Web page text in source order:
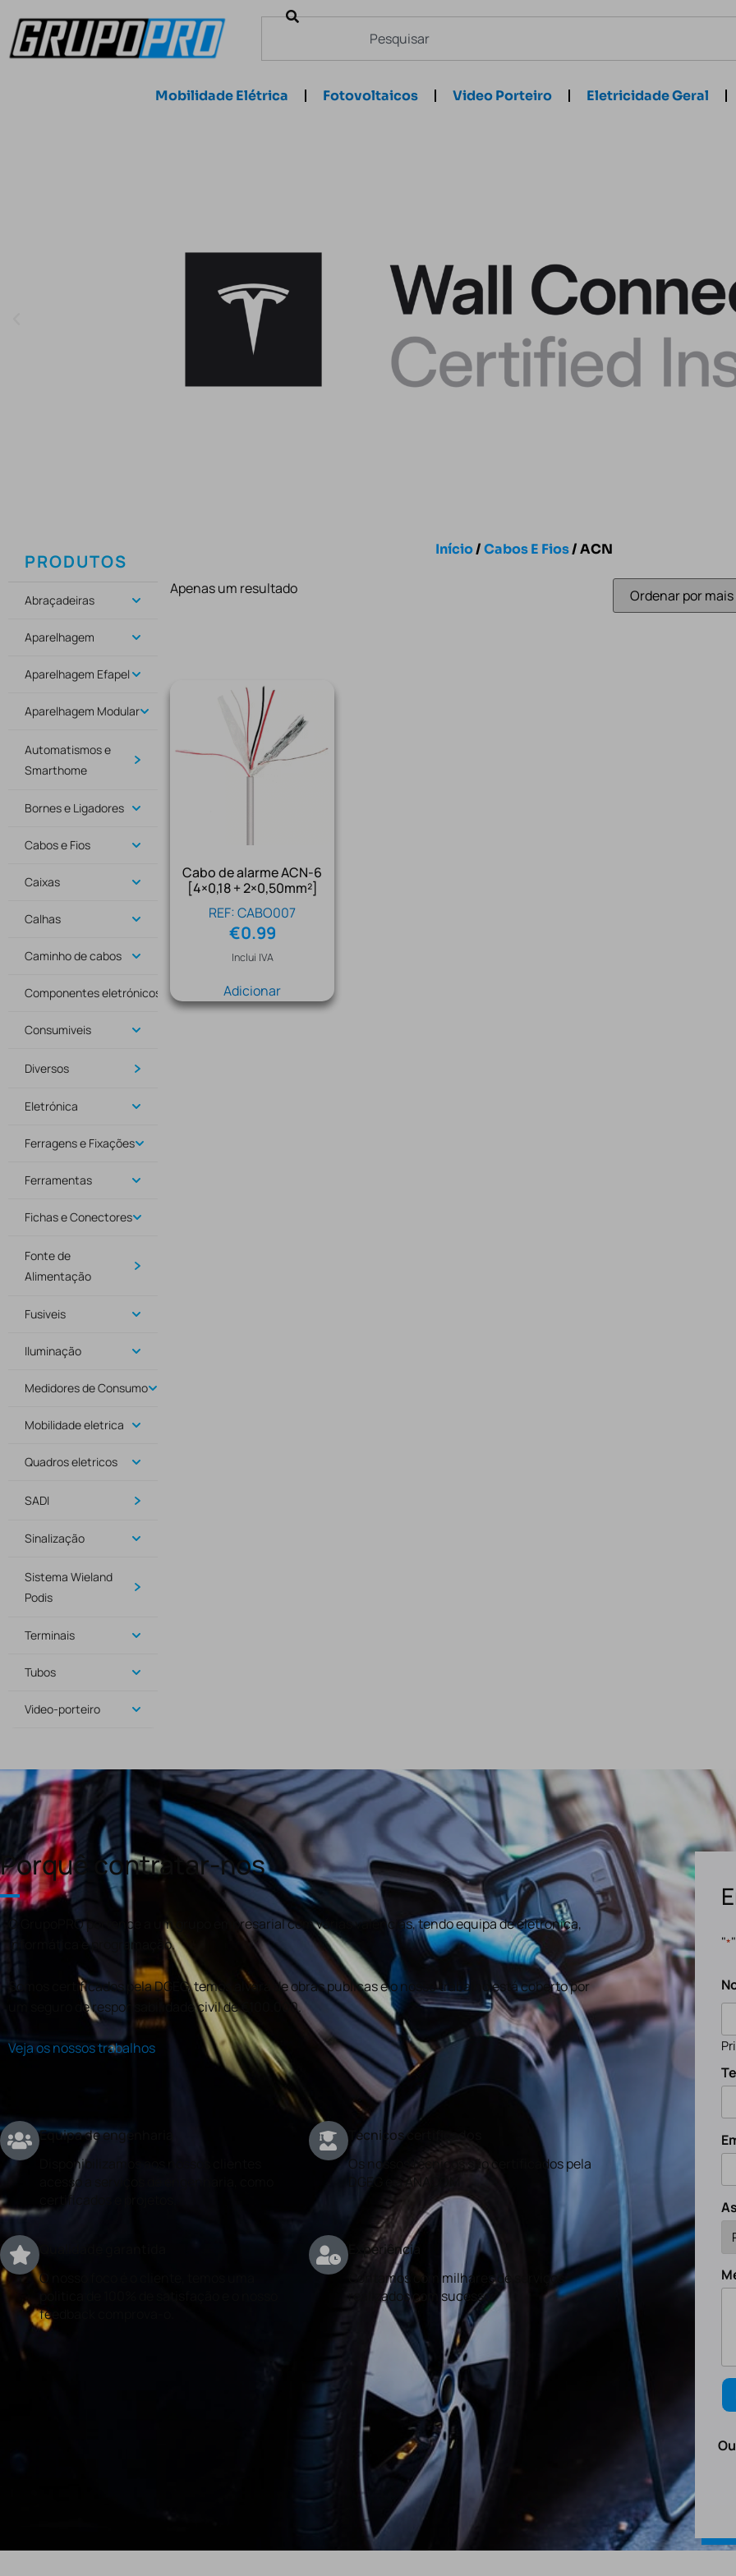
Mobilidade Elétrica Fotovoltaicos Video Porteiro Eletricidade Geral
PRODUTOS
Abraçadeiras
Aparelhagem
Aparelhagem Efapel
Aparelhagem Modular
Automatismos e
Smarthome
Bornes e Ligadores
Cabos e Fios
Caixas
Calhas
Caminho de cabos
Componentes eletrónicos
Consumiveis
Diversos
Eletrónica
Ferragens e Fixações
Ferramentas
Fichas e Conectores
Fonte de
Alimentação
Fusiveis
Iluminação
Medidores de Consumo
Mobilidade eletrica
Quadros eletricos
SADI
Sinalização
Sistema Wieland
Podis
Terminais
Tubos
Video-porteiro
Início/Cabos E Fios/ ACN
Apenas um resultado
Cabo de alarme ACN-6
[4×0,18 + 2×0,50mm²]
REF: CABO007
€0.99
Inclui IVA
Adicionar
Porquê contratar-nos
O GrupoPRO pertence a um grupo empresarial com várias valências, tendo equipa de eletronica,
informática e programação.
Somos certificados pela DGEG, temos alvará de obras publicas e o nosso trabalho está coberto por
um seguro de responsabilidade civil de €100.000.
Veja os nossos trabalhos
Equipa de engenharia
Disponibilizamos aos nossos clientes
acesso a serviços de engenharia, como
certificados e projetos.
Técnicos certificados
Os nossos técnicos são certificados pela
DGEG e a ANACOM
O nosso foco é o cliente, temos uma
politica de 100% de satisfação e o nosso
feedback comprova-o.
Experiência
Contamos com milhares de serviços
realizados com sucesso.
"*